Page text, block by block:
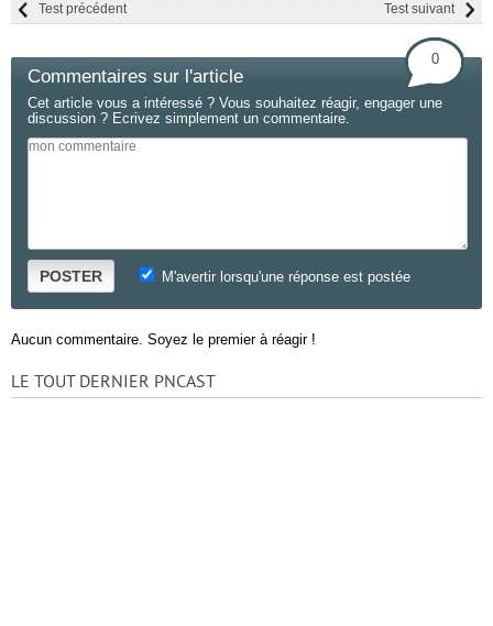
Test suivant
Test précédent
Commentaires sur l'article
0
Cet article vous a intéressé ? Vous souhaitez réagir, engager une
discussion ? Ecrivez simplement un commentaire.
POSTER M'avertir lorsqu'une réponse est postée
Aucun commentaire. Soyez le premier à réagir !
LE TOUT DERNIER PNCAST